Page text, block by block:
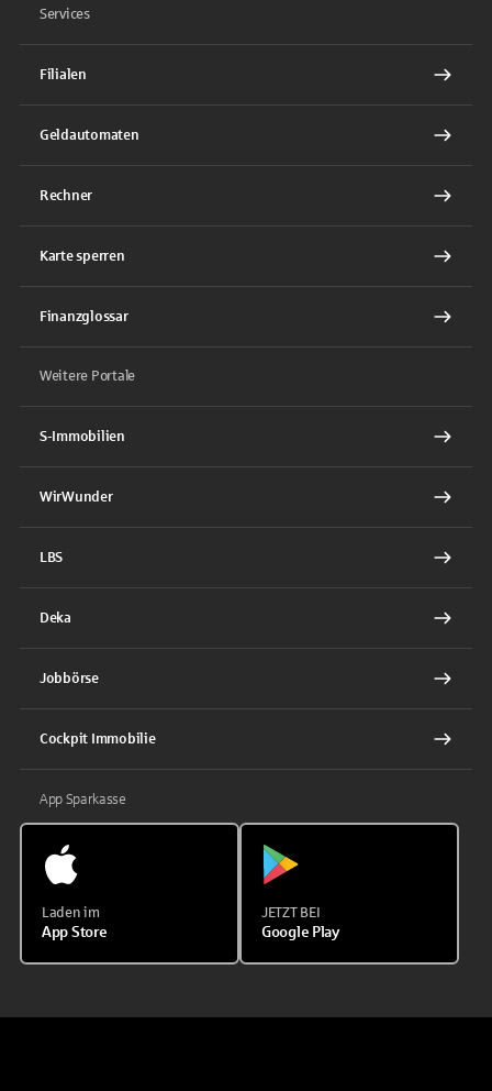
Services
Filialen
Geldautomaten
Rechner
Karte sperren
Finanzglossar
Weitere Portale
S-Immobilien
WirWunder
LBS
Deka
Jobbörse
Cockpit Immobilie
App Sparkasse
Laden im
App Store
JETZT BEI
Google Play